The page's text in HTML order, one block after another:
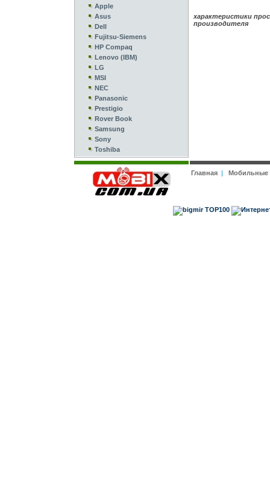
Apple
Asus
Dell
Fujitsu-Siemens
HP Compaq
Lenovo (IBM)
LG
MSI
NEC
Panasonic
Prestigio
Rover Book
Samsung
Sony
Toshiba
характеристики
производителя
Главная | Мобильные